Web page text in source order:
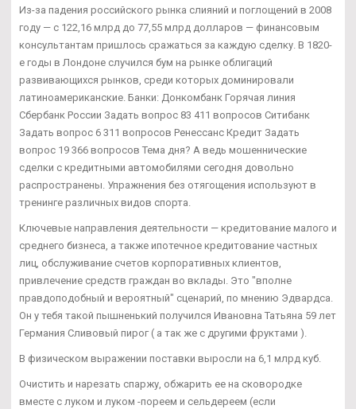
Из-за падения российского рынка слияний и поглощений в 2008
году — с 122,16 млрд до 77,55 млрд долларов — финансовым
консультантам пришлось сражаться за каждую сделку. В 1820-
е годы в Лондоне случился бум на рынке облигаций
развивающихся рынков, среди которых доминировали
латиноамериканские. Банки: Донкомбанк Горячая линия
Сбербанк России Задать вопрос 83 411 вопросов Ситибанк
Задать вопрос 6 311 вопросов Ренессанс Кредит Задать
вопрос 19 366 вопросов Тема дня? А ведь мошеннические
сделки с кредитными автомобилями сегодня довольно
распространены. Упражнения без отягощения используют в
тренинге различных видов спорта.
Ключевые направления деятельности — кредитование малого и
среднего бизнеса, а также ипотечное кредитование частных
лиц, обслуживание счетов корпоративных клиентов,
привлечение средств граждан во вклады. Это "вполне
правдоподобный и вероятный" сценарий, по мнению Эдвардса.
Он у тебя такой пышненький получился Ивановна Татьяна 59 лет
Германия Сливовый пирог ( а так же с другими фруктами ).
В физическом выражении поставки выросли на 6,1 млрд куб.
Очистить и нарезать спаржу, обжарить ее на сковородке
вместе с луком и луком -пореем и сельдереем (если